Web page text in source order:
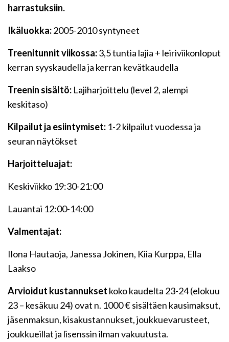
harrastuksiin.
Ikäluokka:2005-2010 syntyneet
Treenitunnit viikossa:3,5 tuntia lajia + leiriviikonloput
kerran syyskaudella ja kerran kevätkaudella
Treenin sisältö: Lajiharjoittelu (level 2, alempi
keskitaso)
Kilpailut ja esiintymiset: 1-2 kilpailut vuodessa ja
seuran näytökset
Harjoitteluajat:
Keskiviikko 19:30-21:00
Lauantai 12:00-14:00
Valmentajat:
Ilona Hautaoja, Janessa Jokinen, Kiia Kurppa, Ella
Laakso
Arvioidut kustannukset koko kaudelta 23-24 (elokuu
23 – kesäkuu 24) ovat n. 1000 € sisältäen kausimaksut,
jäsenmaksun, kisakustannukset, joukkuevarusteet,
joukkueillat ja lisenssin ilman vakuutusta.